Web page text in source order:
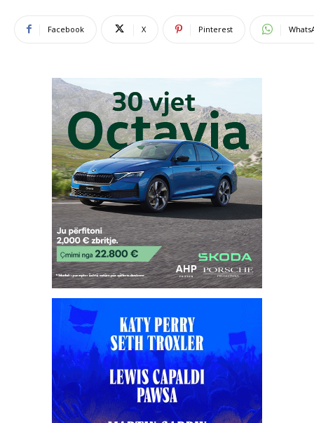
Facebook X Pinterest